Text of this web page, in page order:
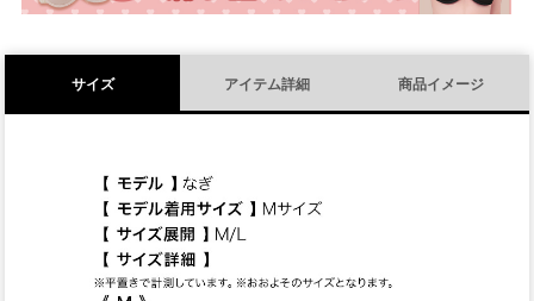
サイズ アイテム詳細 商品イメージ